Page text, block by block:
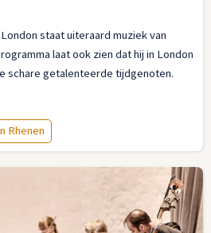
staat uiteraard muziek van
laat ook zien dat hij in London
schare getalenteerde tijdgenoten.
Rhenen